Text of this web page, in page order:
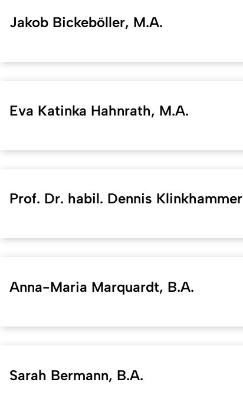
Jakob Bickeböller, M.A.
Eva Katinka Hahnrath, M.A.
Prof. Dr. habil. Dennis Klinkhammer
Anna-Maria Marquardt, B.A.
Sarah Bermann, B.A.